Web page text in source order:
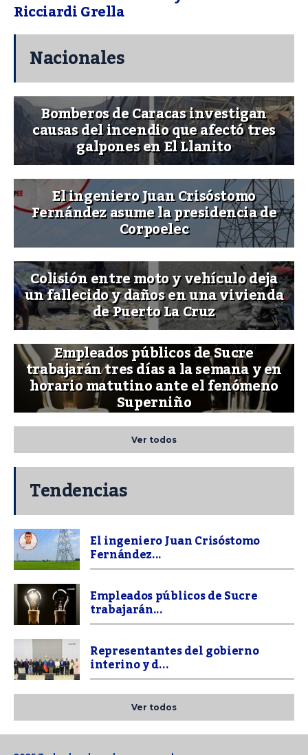
Ricciardi Grella
Nacionales
Bomberos de Caracas investigan
causas del incendio que afectó tres
galpones en El Llanito
El ingeniero Juan Crisóstomo
Fernández asume la presidencia de
Corpoelec
Colisión entre moto y vehículo deja
un fallecido y daños en una vivienda
de Puerto La Cruz
Empleados públicos de Sucre
trabajarán tres días a la semana y en
horario matutino ante el fenómeno
Superniño
Ver todos
Tendencias
El ingeniero Juan Crisóstomo
Fernández...
Empleados públicos de Sucre
trabajarán...
Representantes del gobierno
interino y d...
Ver todos